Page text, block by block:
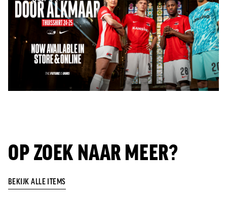
OP ZOEK NAAR MEER?
BEKIJK ALLE ITEMS